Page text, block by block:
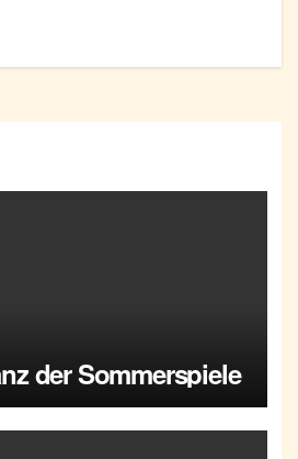
der Sommerspiele